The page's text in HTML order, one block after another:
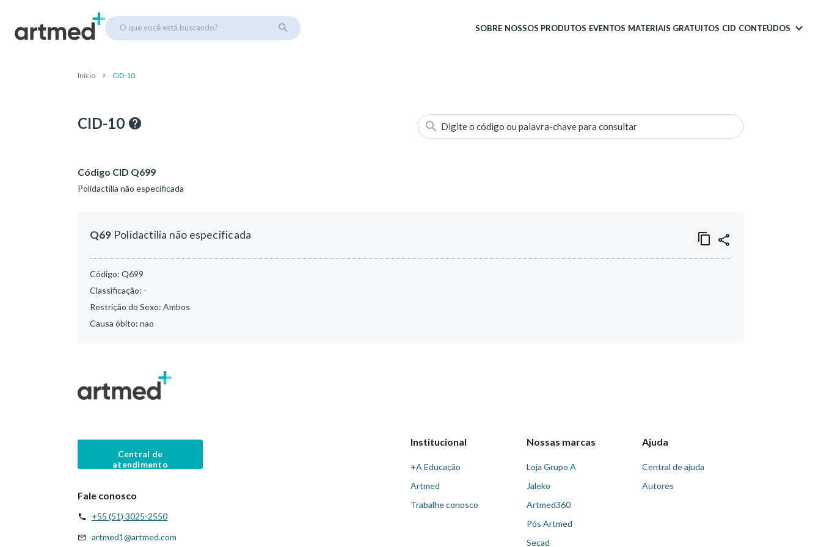
O que você está buscando? SOBRE NOSSOS PRODUTOS EVENTOS MATERIAIS GRATUITOS CID CONTEÚDOS
Início CID-10
CID-10 Digite o código ou palavra-chave para consultar
Código CID Q699
Polidactilia não especificada
Q69 Polidactilia não especificada
Código: Q699
Classificação: -
Restrição do Sexo: Ambos
Causa óbito: nao
Central de
atendimento
Fale conosco
+55 (51) 3025-2550
artmed1@artmed.com
Institucional
+A Educação
Artmed
Trabalhe conosco
Nossas marcas
Loja Grupo A
Jaleko
Artmed360
Pós Artmed
Secad
Ajuda
Central de ajuda
Autores